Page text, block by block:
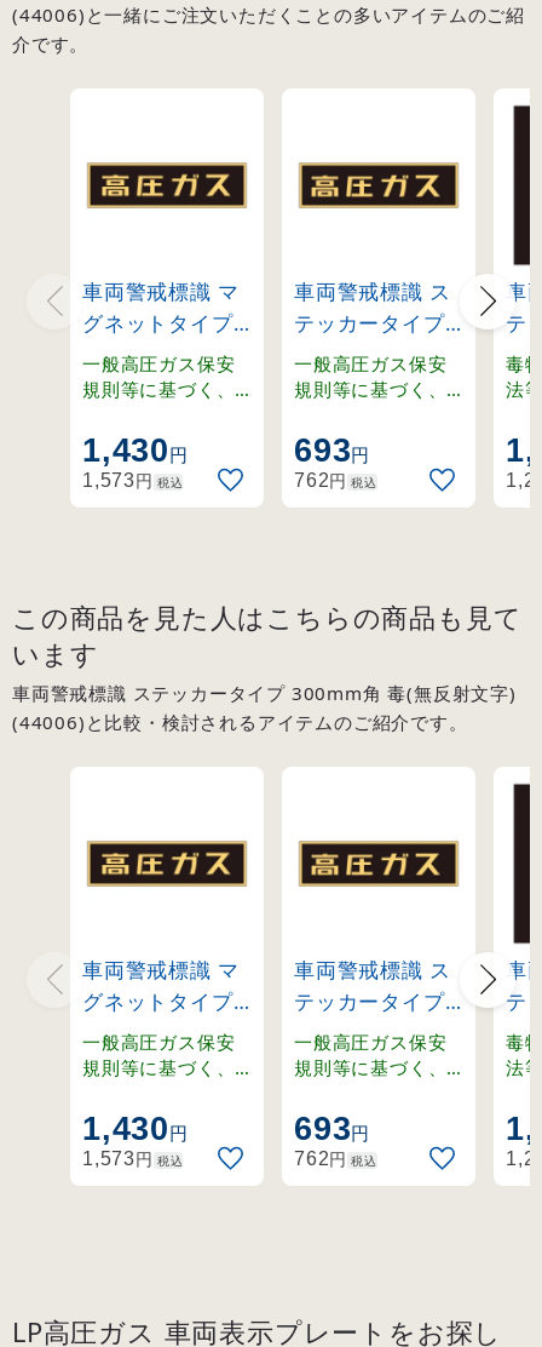
(44006)と一緒にご注文いただくことの多いアイテムのご紹
介です。
車両警戒標識 マ
グネットタイプ
高圧ガス(蛍光文
字)
m (43006)
一般高圧ガス保安
規則等に基づく、
グネット式車両警
戒標識。
1,430円
1,573円 税込
車両警戒標識 ス
テッカータイプ
高圧ガス(蛍光文
字) 110×510mm
一般高圧ガス保安
規則等に基づく、
車両警戒標識。
693円
762円 税込
車
テ
ガ
毒
法
両
この商品を見た人はこちらの商品も見て
います
車両警戒標識 ステッカータイプ 300mm角 毒(無反射文字)
(44006)と比較・検討されるアイテムのご紹介です。
車両警戒標識 マ
グネットタイプ
高圧ガス(蛍光文
字)
m (43006)
一般高圧ガス保安
規則等に基づく、
グネット式車両警
戒標識。
1,430円
1,573円 税込
車両警戒標識 ス
テッカータイプ
高圧ガス(蛍光文
字) 110×510mm
一般高圧ガス保安
規則等に基づく、
車両警戒標識。
693円
762円 税込
車
テ
ガ
毒
法
両
LP高圧ガス 車両表示プレートをお探し